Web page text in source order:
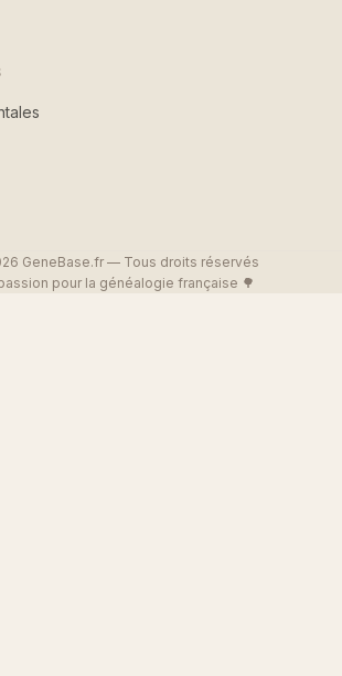
GeneBase.fr — Tous droits réservés
pour la généalogie française 🌳